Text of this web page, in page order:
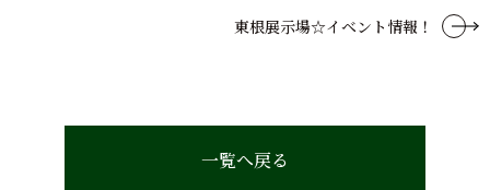
東根展示場☆イベント情報！
一覧へ戻る